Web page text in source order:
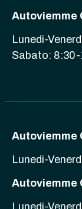
Autoviemme
Lunedi-
Sabato:
Autoviemme
Lunedi-
Autoviemme
Lunedi-